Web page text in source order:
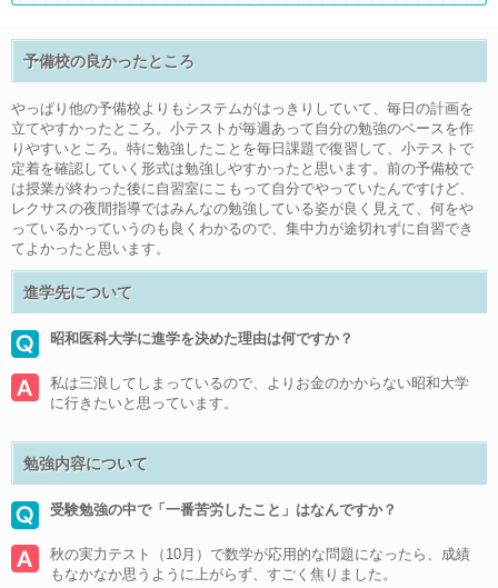
予備校の良かったところ
やっぱり他の予備校よりもシステムがはっきりしていて、毎日の計画を
立てやすかったところ。小テストが毎週あって自分の勉強のペースを作
りやすいところ。特に勉強したことを毎日課題で復習して、小テストで
定着を確認していく形式は勉強しやすかったと思います。前の予備校で
は授業が終わった後に自習室にこもって自分でやっていたんですけど、
レクサスの夜間指導ではみんなの勉強している姿が良く見えて、何をや
っているかっていうのも良くわかるので、集中力が途切れずに自習でき
てよかったと思います。
進学先について
昭和医科大学に進学を決めた理由は何ですか？
私は三浪してしまっているので、よりお金のかからない昭和大学
に行きたいと思っています。
勉強内容について
受験勉強の中で「一番苦労したこと」はなんですか？
秋の実力テスト（10月）で数学が応用的な問題になったら、成績
もなかなか思うように上がらず、すごく焦りました。